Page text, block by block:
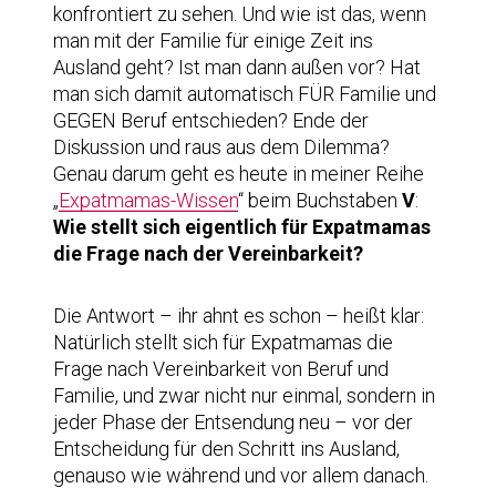
konfrontiert zu sehen. Und wie ist das, wenn
man mit der Familie für einige Zeit ins
Ausland geht? Ist man dann außen vor? Hat
man sich damit automatisch FÜR Familie und
GEGEN Beruf entschieden? Ende der
Diskussion und raus aus dem Dilemma?
Genau darum geht es heute in meiner Reihe
„Expatmamas-Wissen“ beim Buchstaben V:
Wie stellt sich eigentlich für Expatmamas
die Frage nach der Vereinbarkeit?
Die Antwort – ihr ahnt es schon – heißt klar:
Natürlich stellt sich für Expatmamas die
Frage nach Vereinbarkeit von Beruf und
Familie, und zwar nicht nur einmal, sondern in
jeder Phase der Entsendung neu – vor der
Entscheidung für den Schritt ins Ausland,
genauso wie während und vor allem danach.